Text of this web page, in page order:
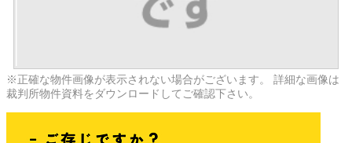
※正確な物件画像が表示されない場合がございます。 詳細な画像は
裁判所物件資料をダウンロードしてご確認下さい。